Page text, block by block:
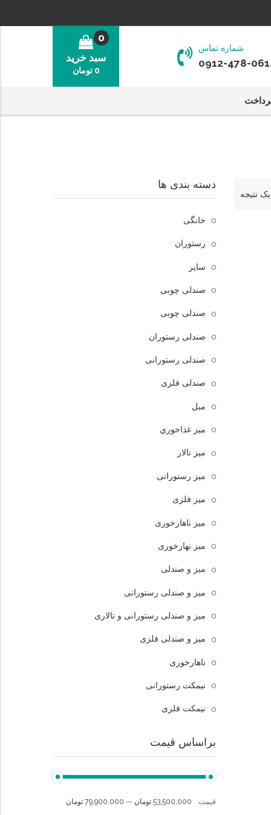
شماره تماس
0912-478- سبد خرید
0
0 تومان
دسته بندی ها
خانگی
رستوران
سایر
صندلی چوبی
صندلی چوبی
صندلی رستوران
صندلی رستورانی
صندلی فلزی
مبل
ميز غذاخوري
میز تالار
میز رستورانی
میز فلزی
میز ناهارخوری
میز نهارخوری
میز و صندلی
میز و صندلی رستورانی
میز و صندلی رستورانی و تالاری
میز و صندلی فلزی
ناهارخوری
نیمکت رستورانی
نیمکت فلزی
براساس قیمت
قيمت: 53,500,000 تومان — 79,900,000 تومان
نتیجه